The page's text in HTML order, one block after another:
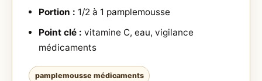
Portion : 1/2 à 1 pamplemousse
Point clé : vitamine C, eau, vigilance
médicaments
pamplemousse médicaments